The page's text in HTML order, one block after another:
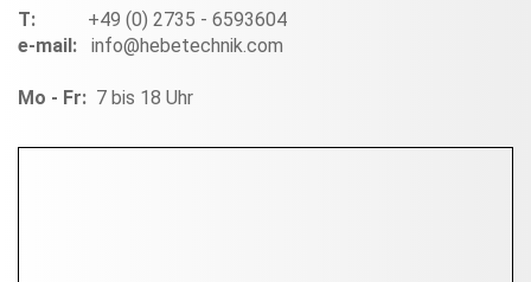
T: +49 (0) 2735 - 6593604
e-mail: info@hebetechnik.com
Mo - Fr: 7 bis 18 Uhr